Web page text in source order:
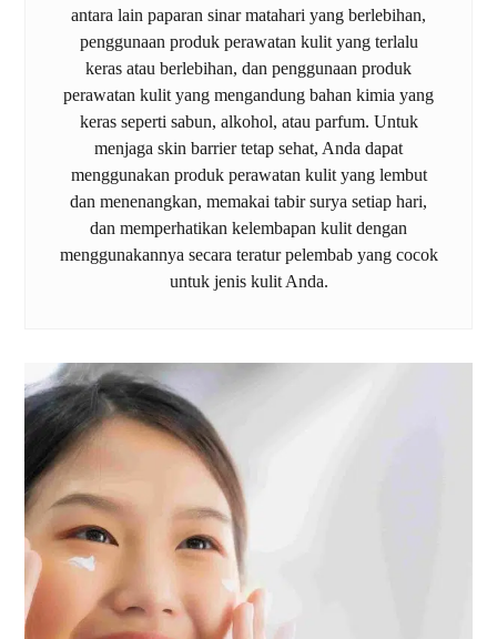
antara lain paparan sinar matahari yang berlebihan,
penggunaan produk perawatan kulit yang terlalu
keras atau berlebihan, dan penggunaan produk
perawatan kulit yang mengandung bahan kimia yang
keras seperti sabun, alkohol, atau parfum. Untuk
menjaga skin barrier tetap sehat, Anda dapat
menggunakan produk perawatan kulit yang lembut
dan menenangkan, memakai tabir surya setiap hari,
dan memperhatikan kelembapan kulit dengan
menggunakannya secara teratur pelembab yang cocok
untuk jenis kulit Anda.